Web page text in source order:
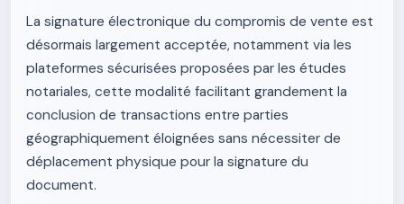
La signature électronique du compromis de vente est
désormais largement acceptée, notamment via les
plateformes sécurisées proposées par les études
notariales, cette modalité facilitant grandement la
conclusion de transactions entre parties
géographiquement éloignées sans nécessiter de
déplacement physique pour la signature du
document.